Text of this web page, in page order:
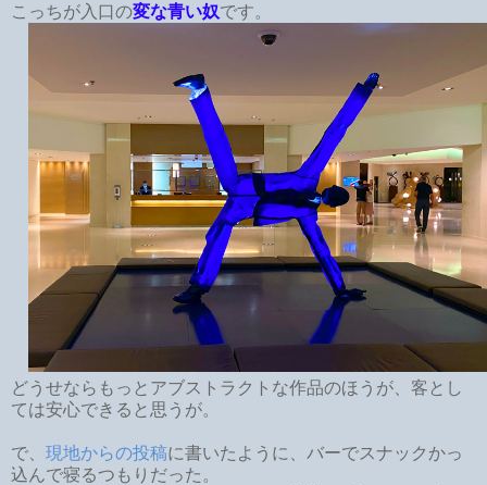
こっちが入口の変な青い奴です。
どうせならもっとアブストラクトな作品のほうが、客とし
ては安心できると思うが。
で、 現地からの投稿に書いたように、バーでスナックかっ
込んで寝るつもりだった。